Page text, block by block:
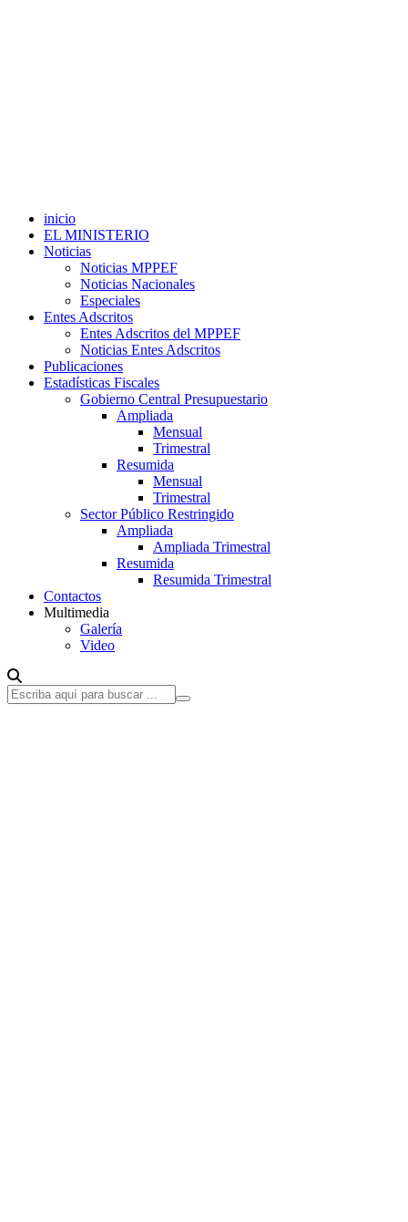
inicio
EL MINISTERIO
Noticias
Noticias MPPEF
Noticias Nacionales
Especiales
Entes Adscritos
Entes Adscritos del MPPEF
Noticias Entes Adscritos
Publicaciones
Estadísticas Fiscales
Gobierno Central Presupuestario
Ampliada
Mensual
Trimestral
Resumida
Mensual
Trimestral
Sector Público Restringido
Ampliada
Ampliada Trimestral
Resumida
Resumida Trimestral
Contactos
Multimedia
Galería
Video